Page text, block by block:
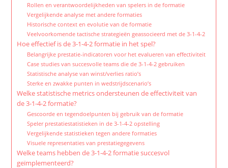
Rollen en verantwoordelijkheden van spelers in de formatie
Vergelijkende analyse met andere formaties
Historische context en evolutie van de formatie
Veelvoorkomende tactische strategieën geassocieerd met de 3-1-4-2
Hoe effectief is de 3-1-4-2 formatie in het spel?
Belangrijke prestatie-indicatoren voor het evalueren van effectiviteit
Case studies van succesvolle teams die de 3-1-4-2 gebruiken
Statistische analyse van winst/verlies ratio’s
Sterke en zwakke punten in wedstrijdscenario’s
Welke statistische metrics ondersteunen de effectiviteit van
de 3-1-4-2 formatie?
Gescoorde en tegendoelpunten bij gebruik van de formatie
Speler prestatiestatistieken in de 3-1-4-2 opstelling
Vergelijkende statistieken tegen andere formaties
Visuele representaties van prestatiegegevens
Welke teams hebben de 3-1-4-2 formatie succesvol
geïmplementeerd?